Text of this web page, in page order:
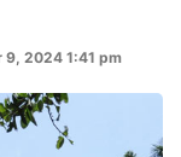
2024 1:41 pm